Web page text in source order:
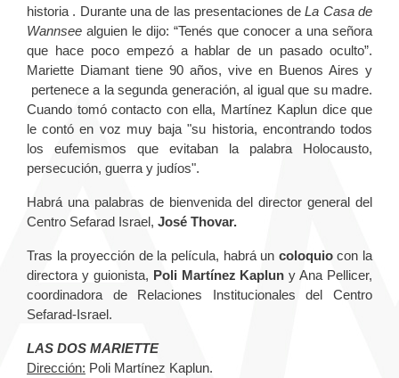
historia . Durante una de las presentaciones deLa Casa de
Wannsee alguien le dijo: “Tenés que conocer a una señora
que hace poco empezó a hablar de un pasado oculto”.
Mariette Diamant tiene 90 años, vive en Buenos Aires y
pertenece a la segunda generación, al igual que su madre.
Cuando tomó contacto con ella, Martínez Kaplun dice que
le contó en voz muy baja "su historia, encontrando todos
los eufemismos que evitaban la palabra Holocausto,
persecución, guerra y judíos".
Habrá una palabras de bienvenida del director general del
Centro Sefarad Israel, José Thovar.
Tras la proyección de la película, habrá un coloquiocon la
directora y guionista, Poli Martínez Kapluny Ana Pellicer,
coordinadora de Relaciones Institucionales del Centro
Sefarad-Israel.
LAS DOS MARIETTE
Dirección: Poli Martínez Kaplun.